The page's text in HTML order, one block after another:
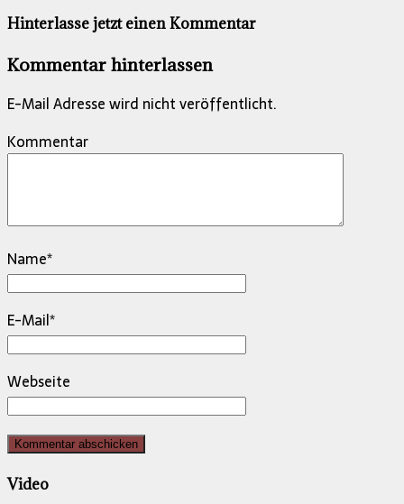
Hinterlasse jetzt einen Kommentar
Kommentar hinterlassen
E-Mail Adresse wird nicht veröffentlicht.
Kommentar
Name*
E-Mail*
Webseite
Video